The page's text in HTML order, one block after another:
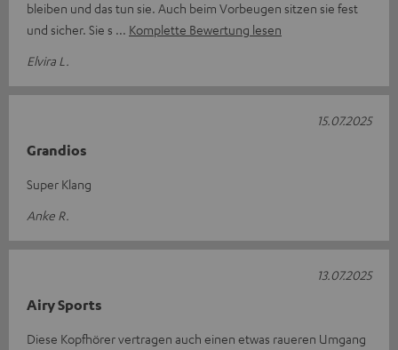
bleiben und das tun sie. Auch beim Vorbeugen sitzen sie fest
und sicher. Sie s
Komplette Bewertung lesen
Elvira L.
Grandios
Super Klang
Anke R.
15.07.2025
Airy Sports
Diese Kopfhörer vertragen auch einen etwas raueren Umgang
13.07.2025